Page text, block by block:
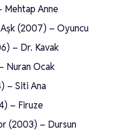
Anne
(2007) – Oyuncu
– Dr. Kavak
Nuran Ocak
– Siti Ana
– Firuze
(2003) – Dursun